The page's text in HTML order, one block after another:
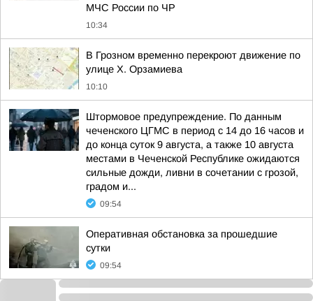
МЧС России по ЧР
10:34
В Грозном временно перекроют движение по
улице Х. Орзамиева
10:10
Штормовое предупреждение. По данным
чеченского ЦГМС в период с 14 до 16 часов и
до конца суток 9 августа, а также 10 августа
местами в Чеченской Республике ожидаются
сильные дожди, ливни в сочетании с грозой,
градом и...
09:54
Оперативная обстановка за прошедшие
сутки
09:54